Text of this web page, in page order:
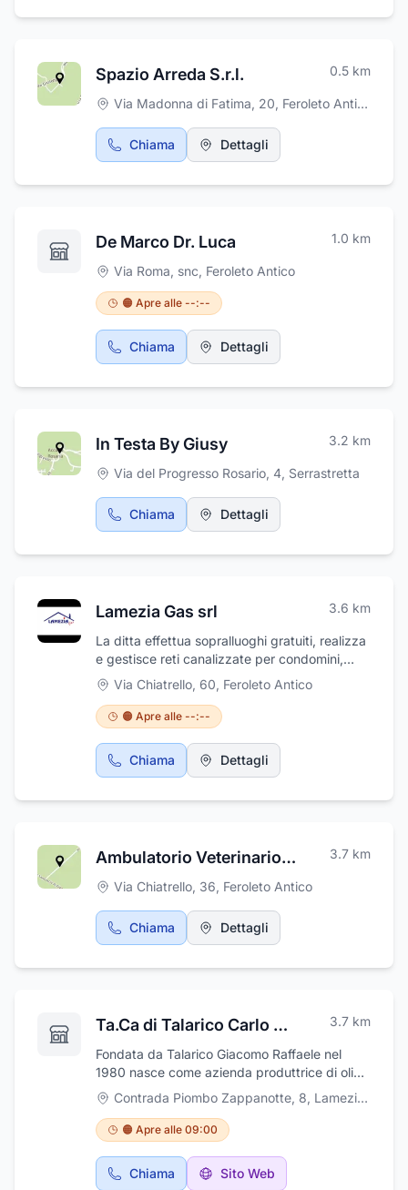
Spazio Arreda S.r.l. 0.5 km
Via Madonna di Fatima, 20, Feroleto Antico
Chiama Dettagli
De Marco Dr. Luca 1.0 km
Via Roma, snc, Feroleto Antico
🟠 Apre alle --:--
Chiama Dettagli
In Testa By Giusy 3.2 km
Via del Progresso Rosario, 4, Serrastretta
Chiama Dettagli
Lamezia Gas srl 3.6 km
La ditta effettua sopralluoghi gratuiti, realizza
e gestisce reti canalizzate per condomini,
effettua consegna a domicilio. La Lamezia
Gas oltre alla vendita di Gpl mette a
disposizione una serie di prodotti accessori
per bombole e serbatoi, accessori per
campeggio, centraline, fornelli gpl, stufe a gpl
etc. Il nostro focus è quello di rivolgerci come
inalterati i nostri tratti distintivi, come la
consegne. Visita il nostro sito web o
contattaci per info e preventivi.
Via Chiatrello, 60, Feroleto Antico
🟠 Apre alle --:--
Chiama Dettagli
Ambulatorio Veterinario Lametino 3.7 km
Via Chiatrello, 36, Feroleto Antico
Chiama Dettagli
Ta.Ca di Talarico Carlo Azienda Agricola/U Buccacciu Punto Vendita 3.7 km
Fondata da Talarico Giacomo Raffaele nel
1980 nasce come azienda produttrice di olio
di oliva. Nel 2010 si inserisce nell'azienda
olearia Talarico Carlo, il figlio del fondatore,
che insieme al padre continua a far crescere
l'azienda, realizzando anche i prodotti
sottolio. Tutte le preparazioni avvengono
naturalmente e solo con prodotti propri,
Contrada Piombo Zappanotte, 8, Lamezia Terme
🟠 Apre alle 09:00
Chiama Sito Web